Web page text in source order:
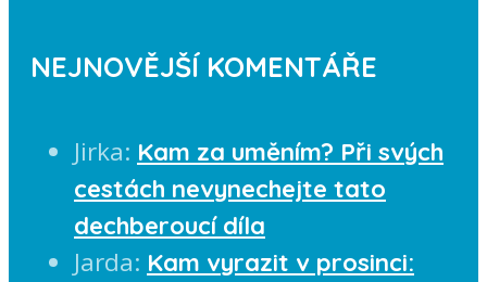
NEJNOVĚJŠÍ KOMENTÁŘE
Jirka: Kam za uměním? Při svých
cestách nevynechejte tato
dechberoucí díla
Jarda: Kam vyrazit v prosinci: